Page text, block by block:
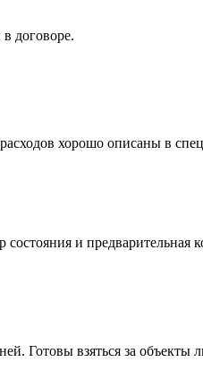
договоре.
хорошо описаны в
и предварительная
Готовы взяться за объекты